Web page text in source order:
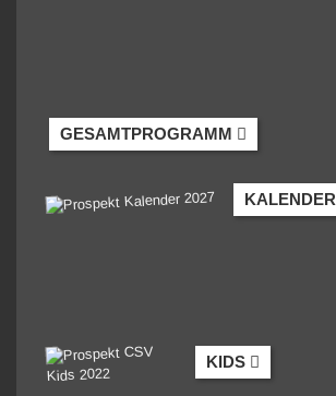
GESAMTPROGRAMM
KALENDER
KIDS